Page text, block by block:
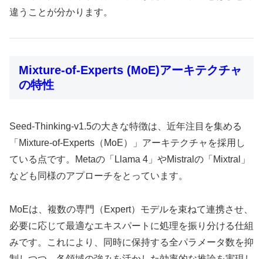
違うことが分かります。
Mixture-of-Experts (MoE)アーキテクチャ
の特性
Seed-Thinking-v1.5の大きな特徴は、近年注目を集める
「Mixture-of-Experts（MoE）」アーキテクチャを採用し
ている点です。Metaの「Llama 4」やMistralの「Mixtral」
なども同様のアプローチをとっています。
MoEは、複数の専門（Expert）モデルを束ねて連携させ、
必要に応じて最適なエキスパートに処理を振り分ける仕組
みです。これにより、同時に保持する全パラメータ数を抑